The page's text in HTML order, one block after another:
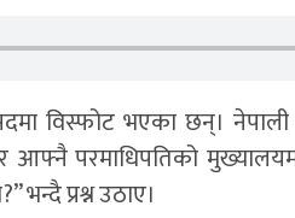
विस्फोट भएका छन्। नेपाली
र आफ्नै परमाधिपतिको
भन्दै प्रश्न उठाए।